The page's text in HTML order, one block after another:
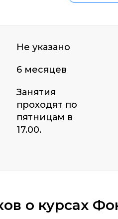
Не указано
6 месяцев
Занятия
проходят по
пятницам в
17.00.
о курсах
Подача материала *